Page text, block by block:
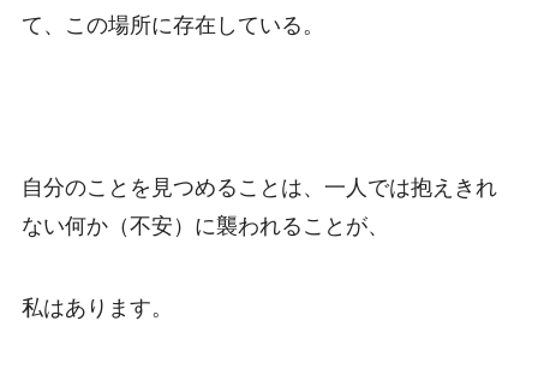
て、この場所に存在している。
自分のことを見つめることは、一人では抱えきれ
ない何か（不安）に襲われることが、
私はあります。